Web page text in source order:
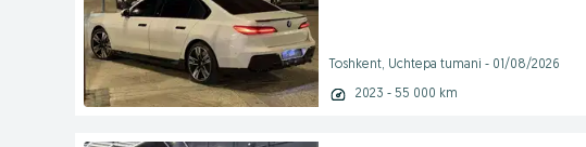
Toshkent, Uchtepa tumani - 01/08/2026
2023 - 55 000 km